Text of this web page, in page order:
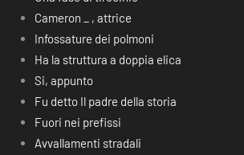
Cameron _ , attrice
Infossature dei polmoni
Ha la struttura a doppia elica
Si, appunto
Fu detto Il padre della storia
Fuori nei prefissi
Avvallamenti stradali